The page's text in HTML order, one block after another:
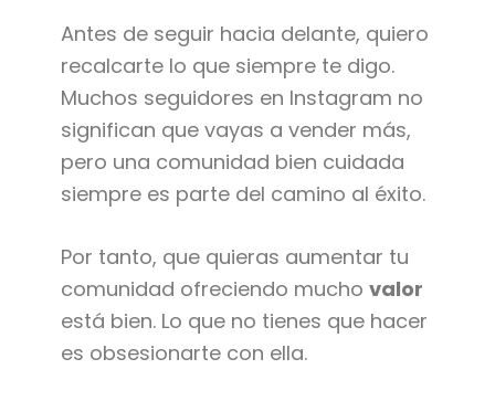
Antes de seguir hacia delante, quiero
recalcarte lo que siempre te digo.
Muchos seguidores en Instagram no
significan que vayas a vender más,
pero una comunidad bien cuidada
siempre es parte del camino al éxito.
Por tanto, que quieras aumentar tu
comunidad ofreciendo mucho valor
está bien. Lo que no tienes que hacer
es obsesionarte con ella.